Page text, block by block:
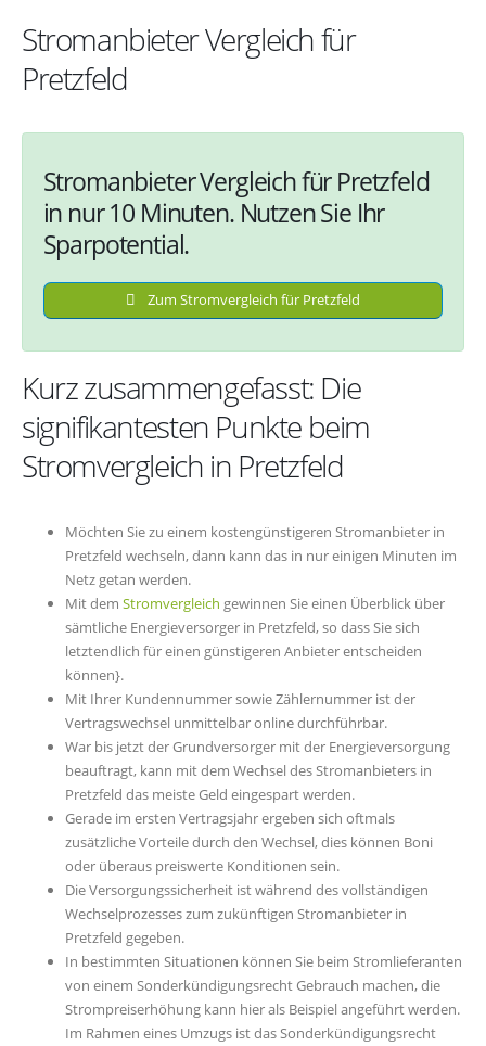
Stromanbieter Vergleich für
Pretzfeld
Stromanbieter Vergleich für Pretzfeld
in nur 10 Minuten. Nutzen Sie Ihr
Sparpotential.
Zum Stromvergleich für Pretzfeld
Kurz zusammengefasst: Die
signifikantesten Punkte beim
Stromvergleich in Pretzfeld
Möchten Sie zu einem kostengünstigeren Stromanbieter in
Pretzfeld wechseln, dann kann das in nur einigen Minuten im
Netz getan werden.
Mit dem Stromvergleich gewinnen Sie einen Überblick über
sämtliche Energieversorger in Pretzfeld, so dass Sie sich
letztendlich für einen günstigeren Anbieter entscheiden
können}.
Mit Ihrer Kundennummer sowie Zählernummer ist der
Vertragswechsel unmittelbar online durchführbar.
War bis jetzt der Grundversorger mit der Energieversorgung
beauftragt, kann mit dem Wechsel des Stromanbieters in
Pretzfeld das meiste Geld eingespart werden.
Gerade im ersten Vertragsjahr ergeben sich oftmals
zusätzliche Vorteile durch den Wechsel, dies können Boni
oder überaus preiswerte Konditionen sein.
Die Versorgungssicherheit ist während des vollständigen
Wechselprozesses zum zukünftigen Stromanbieter in
Pretzfeld gegeben.
In bestimmten Situationen können Sie beim Stromlieferanten
von einem Sonderkündigungsrecht Gebrauch machen, die
Strompreiserhöhung kann hier als Beispiel angeführt werden.
Im Rahmen eines Umzugs ist das Sonderkündigungsrecht